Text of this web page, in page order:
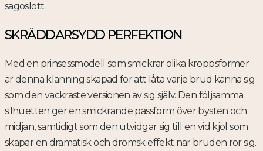
sagoslott.
SKRÄDDARSYDD PERFEKTION
Med en prinsessmodell som smickrar olika kroppsformer
är denna klänning skapad för att låta varje brud känna sig
som den vackraste versionen av sig själv. Den följsamma
silhuetten ger en smickrande passform över bysten och
midjan, samtidigt som den utvidgar sig till en vid kjol som
skapar en dramatisk och drömsk effekt när bruden rör sig.